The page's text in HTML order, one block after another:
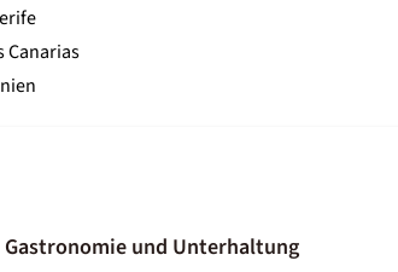
Canarias
Gastronomie und Unterhaltung